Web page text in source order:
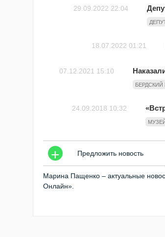
29.09.2022 22:04
18.07.2022 01:21
07.12.2021 15:10
БЕРДСКИЙ
24.09.2018 10:32
+ Предложить новость
Марина Пащенко – актуальные
Онлайн».